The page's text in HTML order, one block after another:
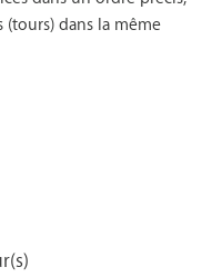
dans la même